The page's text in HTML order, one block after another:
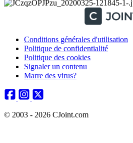
Conditions générales d'utilisation
Politique de confidentialité
Politique des cookies
Signaler un contenu
Marre des virus?
© 2003 - 2026 CJoint.com